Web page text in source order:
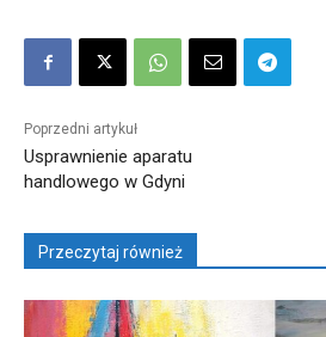
Poprzedni artykuł
Usprawnienie aparatu
handlowego w Gdyni
Przeczytaj również